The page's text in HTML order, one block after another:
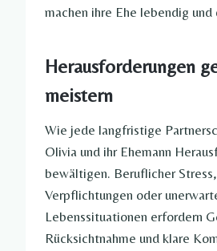
machen ihre Ehe lebendig und
Herausforderungen
meistern
Wie jede langfristige
Olivia und ihr Ehemann
bewältigen. Beruflicher
Verpflichtungen oder
Lebenssituationen erfordern
Rücksichtnahme und klare